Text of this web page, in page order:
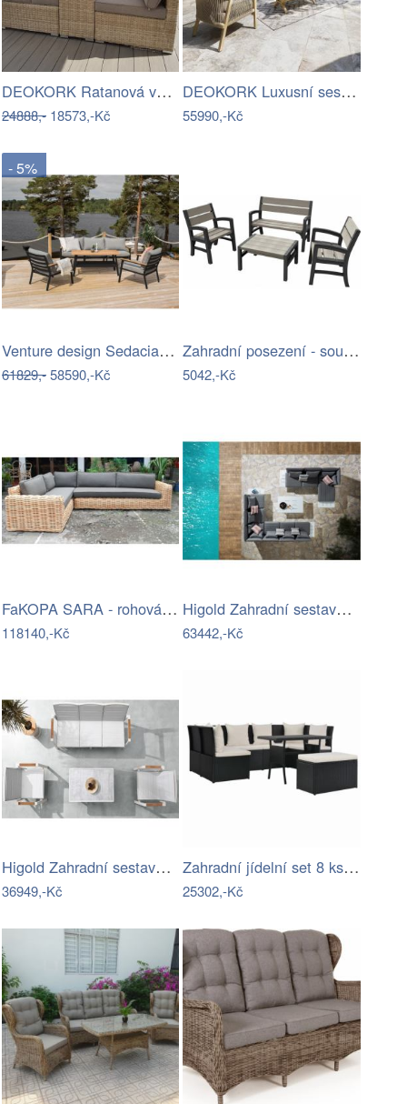
DEOKORK Ratanová variabilní sestava…
24888,- 18573,-Kč
DEOKORK Luxusní sestava z akácie…
55990,-Kč
- 5%
Venture design Sedacia súprava BRASILIA…
61829,-58590,-Kč
Zahradní posezení - souprava - UZN
5042,-Kč
FaKOPA SARA - rohová sedačka ze…
118140,-Kč
Higold Zahradní sestava HIGOLD - Sophia…
63442,-Kč
Higold Zahradní sestava HIGOLD Nofi 2.0…
36949,-Kč
Zahradní jídelní set 8 ks polyratan…
25302,-Kč